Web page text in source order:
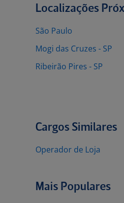
Localizações
São Paulo
Mogi das Cruzes - SP
Ribeirão Pires - SP
Cargos Similares
Operador de Loja
Mais Populares